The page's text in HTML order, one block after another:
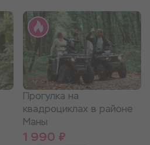
Прогулка на
квадроциклах в районе
Маны
1 990 ₽